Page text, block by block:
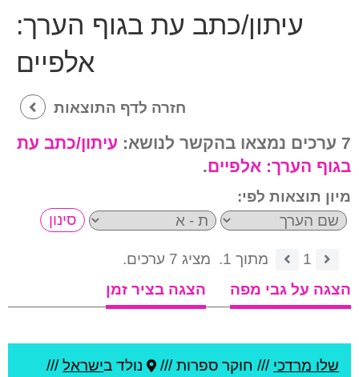
עיתון/כתב עת בגוף הערך:
אלפיים
חזרה לדף התוצאות
7 ערכים נמצאו בהקשר לנושא:
עיתון/כתב עת
בגוף הערך: אלפיים.
מיון תוצאות לפי:
1 מתוך 1.
מציג 7 ערכים.
הצגה על גבי מפה
הצגה בציר זמן
שלו מרדכי /// חוקר ספרות /// נולד בישראל///